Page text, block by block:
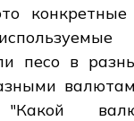
песо в
"Какой